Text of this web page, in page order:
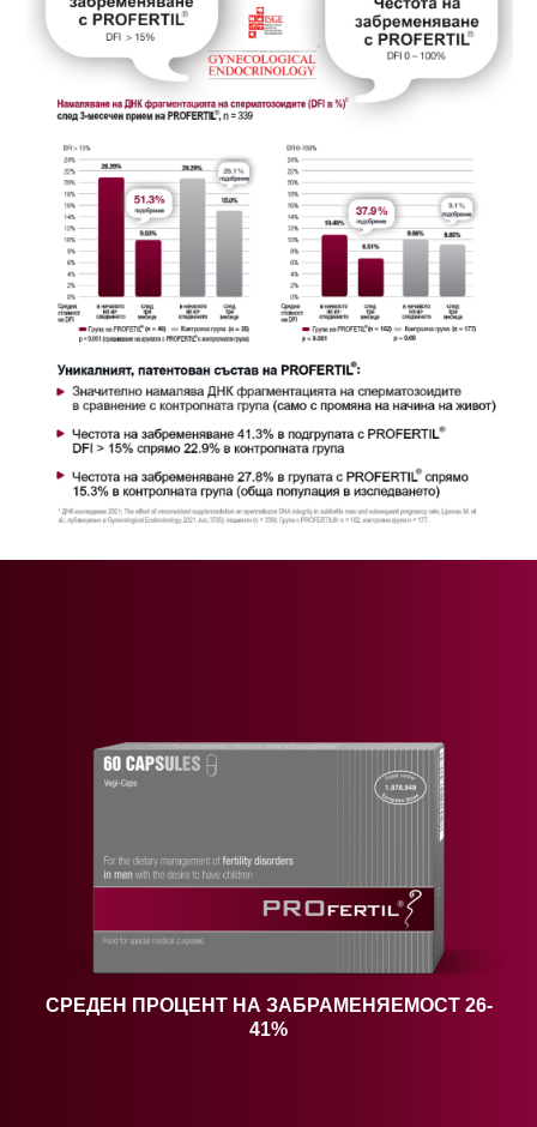
СРЕДЕН ПРОЦЕНТ НА ЗАБРАМЕНЯЕМОСТ 26-
41%